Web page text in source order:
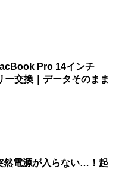
Pro 14インチ
ー交換｜データそのまま
然電源が入らない…！起